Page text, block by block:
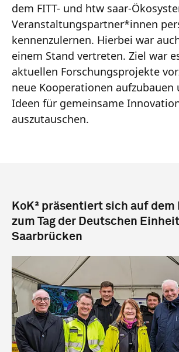
dem FITT- und htw saar-
Veranstaltungspartner*innen
kennenzulernen. Hierbei war
einem Stand vertreten. Ziel war
aktuellen Forschungsprojekte
neue Kooperationen aufzubauen
Ideen für gemeinsame
auszutauschen.
KoK² präsentiert sich auf
zum Tag der Deutschen
Saarbrücken